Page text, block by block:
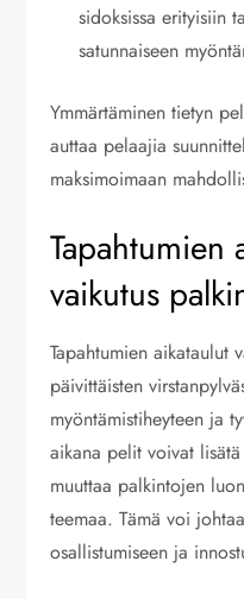
sidoksissa erityisiin
satunnaiseen
Ymmärtäminen tietyn
auttaa pelaajia
maksimoimaan
Tapahtumien
vaikutus
Tapahtumien aikataulut
päivittäisten
myöntämistiheyteen ja
aikana pelit voivat
muuttaa palkintojen
teemaa. Tämä voi
osallistumiseen ja